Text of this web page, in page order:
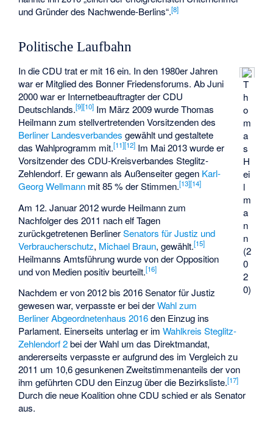
und Gründer des Nachwende-Berlins“.[8]
Politische Laufbahn
T
h
o
m
a
s
H
ei
l
m
a
n
n
(2
0
2
0)
In die CDU trat er mit 16 ein. In den 1980er Jahren
war er Mitglied des Bonner Friedensforums. Ab Juni
2000 war er Internetbeauftragter der CDU
Deutschlands.[9][10] Im März 2009 wurde Thomas
Heilmann zum stellvertretenden Vorsitzenden des
Berliner Landesverbandes gewählt und gestaltete
das Wahlprogramm mit.[11][12] Im Mai 2013 wurde er
Vorsitzender des CDU-Kreisverbandes Steglitz-
Zehlendorf. Er gewann als Außenseiter gegen Karl-
Georg Wellmann mit 85 % der Stimmen.[13][14]
Am 12. Januar 2012 wurde Heilmann zum
Nachfolger des 2011 nach elf Tagen
zurückgetretenen BerlinerSenators für Justiz und
Verbraucherschutz, Michael Braun, gewählt.[15]
Heilmanns Amtsführung wurde von der Opposition
und von Medien positiv beurteilt.[16]
Nachdem er von 2012 bis 2016 Senator für Justiz
gewesen war, verpasste er bei derWahl zum
Berliner Abgeordnetenhaus 2016den Einzug ins
Parlament. Einerseits unterlag er imWahlkreis Steglitz-
Zehlendorf 2bei der Wahl um das Direktmandat,
andererseits verpasste er aufgrund des im Vergleich zu
2011 um 10,6 gesunkenen Zweitstimmenanteils der von
ihm geführten CDU den Einzug über die Bezirksliste.[17]
Durch die neue Koalition ohne CDU schied er als Senator
aus.